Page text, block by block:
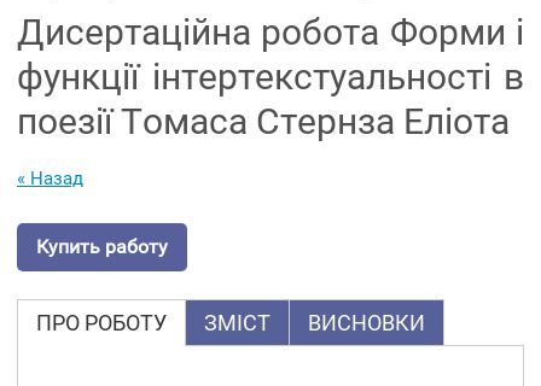
Дисертаційна робота Форми і
функції інтертекстуальності в
поезії Томаса Стернза Еліота
« Назад
Купить работу
ПРО РОБОТУ ЗМІСТ ВИСНОВКИ